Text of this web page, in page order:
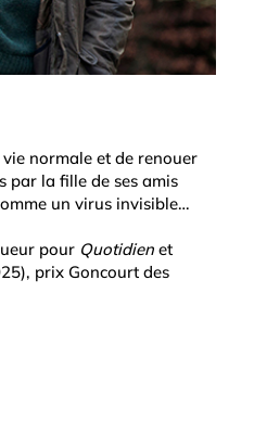
normale et de renouer
par la fille de ses amis
un virus invisible…
pour Quotidien et
prix Goncourt des